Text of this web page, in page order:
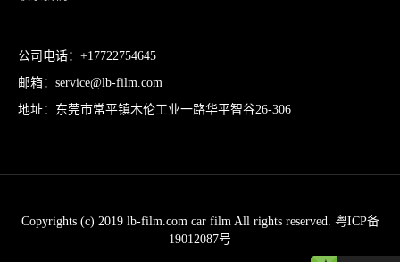
公司电话：+17722754645
邮箱：service@lb-film.com
地址：东莞市常平镇木伦工业一路华平智谷26-306
Copyrights (c) 2019 lb-film.com car film All rights reserved. 粤ICP备
19012087号